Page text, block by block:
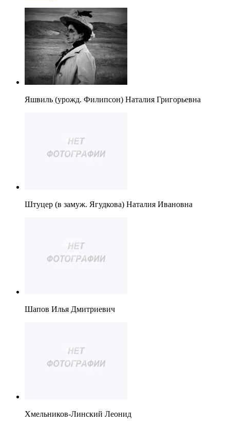
Яшвиль (урожд. Филипсон) Наталия Григорьевна
Штуцер (в замуж. Ягудкова) Наталия Ивановна
Шапов Илья Дмитриевич
Хмельников-Линский Леонид